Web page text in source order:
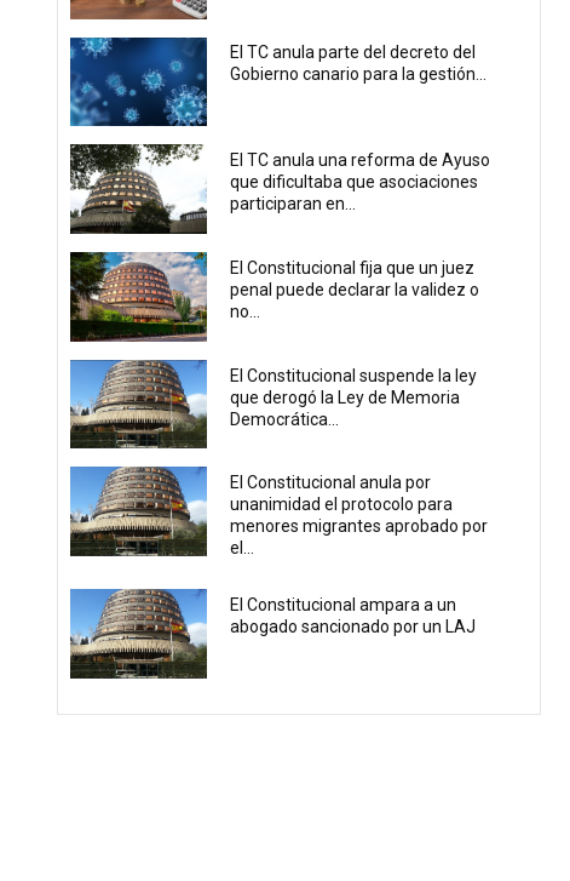
El TC anula parte del decreto del
Gobierno canario para la gestión...
El TC anula una reforma de Ayuso
que dificultaba que asociaciones
participaran en...
El Constitucional fija que un juez
penal puede declarar la validez o
no...
El Constitucional suspende la ley
que derogó la Ley de Memoria
Democrática...
El Constitucional anula por
unanimidad el protocolo para
menores migrantes aprobado por
el...
El Constitucional ampara a un
abogado sancionado por un LAJ